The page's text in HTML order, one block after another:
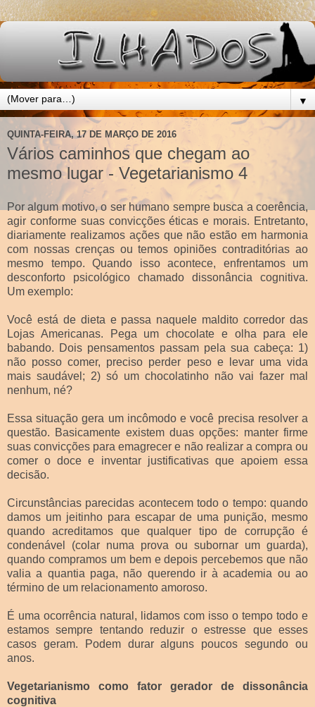
▼
QUINTA-FEIRA, 17 DE MARÇO DE 2016
Vários caminhos que chegam ao
mesmo lugar - Vegetarianismo 4
Por algum motivo, o ser humano sempre busca a coerência,
agir conforme suas convicções éticas e morais. Entretanto,
diariamente realizamos ações que não estão em harmonia
com nossas crenças ou temos opiniões contraditórias ao
mesmo tempo. Quando isso acontece, enfrentamos um
desconforto psicológico chamado dissonância cognitiva.
Um exemplo:
Você está de dieta e passa naquele maldito corredor das
Lojas Americanas. Pega um chocolate e olha para ele
babando. Dois pensamentos passam pela sua cabeça: 1)
não posso comer, preciso perder peso e levar uma vida
mais saudável; 2) só um chocolatinho não vai fazer mal
nenhum, né?
Essa situação gera um incômodo e você precisa resolver a
questão. Basicamente existem duas opções: manter firme
suas convicções para emagrecer e não realizar a compra ou
comer o doce e inventar justificativas que apoiem essa
decisão.
Circunstâncias parecidas acontecem todo o tempo: quando
damos um jeitinho para escapar de uma punição, mesmo
quando acreditamos que qualquer tipo de corrupção é
condenável (colar numa prova ou subornar um guarda),
quando compramos um bem e depois percebemos que não
valia a quantia paga, não querendo ir à academia ou ao
término de um relacionamento amoroso.
É uma ocorrência natural, lidamos com isso o tempo todo e
estamos sempre tentando reduzir o estresse que esses
casos geram. Podem durar alguns poucos segundo ou
anos.
Vegetarianismo como fator gerador de dissonância
cognitiva